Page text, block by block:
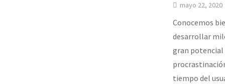
mayo 22, 2020
Conocemos
desarrollar
gran potencial
tiempo del